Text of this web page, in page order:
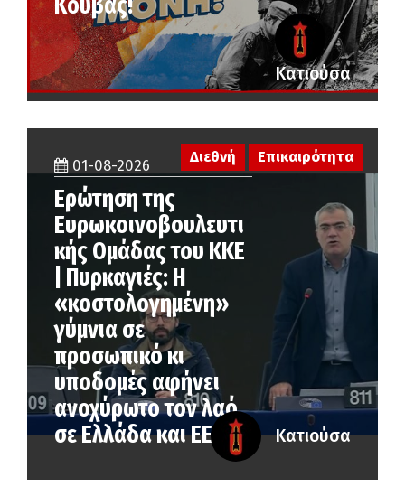
Κατιούσα
01-08-2026
Ερώτηση της
Ευρωκοινοβουλευτι
κής Ομάδας του ΚΚΕ
| Πυρκαγιές: Η
«κοστολογημένη»
γύμνια σε
προσωπικό κι
υποδομές αφήνει
ανοχύρωτο τον λαό
σε Ελλάδα και ΕΕ
Διεθνή Επικαιρότητα
Κατιούσα